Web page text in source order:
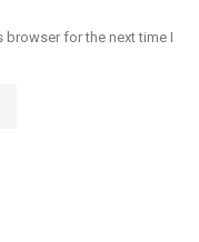
browser for the next time I